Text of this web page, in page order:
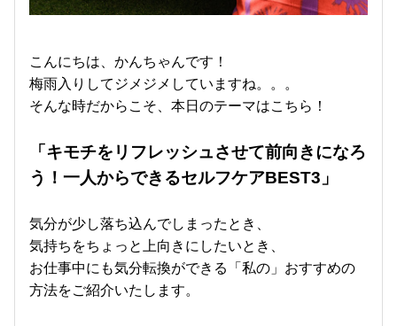
こんにちは、かんちゃんです！
梅雨入りしてジメジメしていますね。。。
そんな時だからこそ、本日のテーマはこちら！
「キモチをリフレッシュさせて前向きになろ
う！一人からできるセルフケアBEST3」
気分が少し落ち込んでしまったとき、
気持ちをちょっと上向きにしたいとき、
お仕事中にも気分転換ができる「私の」おすすめの
方法をご紹介いたします。